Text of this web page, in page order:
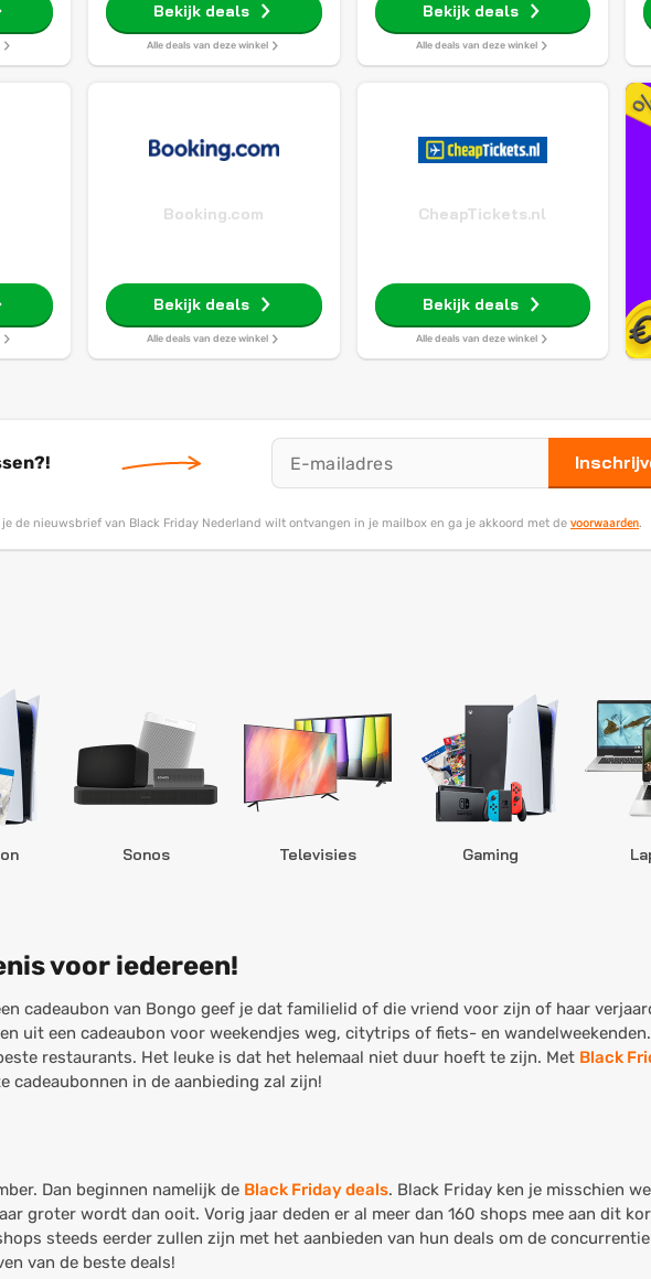
Bekijk deals
Alle deals van deze winkel
Bekijk deals
Alle deals van deze winkel
Booking.com
Bekijk deals
Alle deals van deze winkel
CheapTickets.nl
Bekijk deals
Alle deals van deze winkel
de nieuwsbrief van Black Friday Nederland wilt ontvangen in je mailbox en ga je akkoord met de voorwaarden.
Sonos Televisies Gaming
voor iedereen!
cadeaubon van Bongo geef je dat familielid of die vriend voor zijn of haar
uit een cadeaubon voor weekendjes weg, citytrips of fiets- en
restaurants. Het leuke is dat het helemaal niet duur hoeft te zijn. Met Black
cadeaubonnen in de aanbieding zal zijn!
Dan beginnen namelijk de Black Friday deals. Black Friday ken je misschien
groter wordt dan ooit. Vorig jaar deden er al meer dan 160 shops mee aan dit
steeds eerder zullen zijn met het aanbieden van hun deals om de
van de beste deals!